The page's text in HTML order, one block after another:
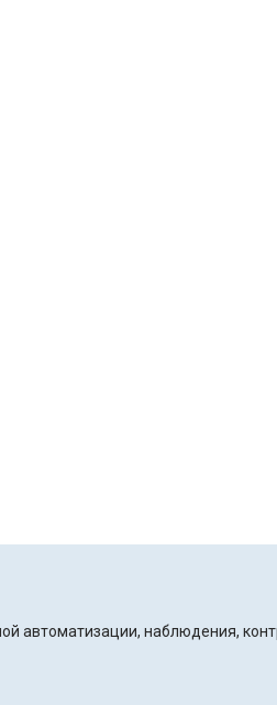
автоматизации, наблюдения,